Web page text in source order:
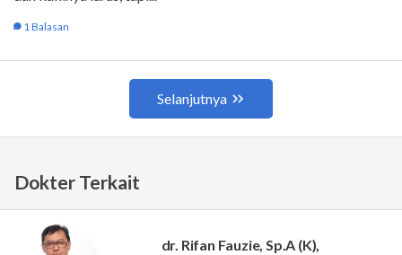
Dokter Terkait